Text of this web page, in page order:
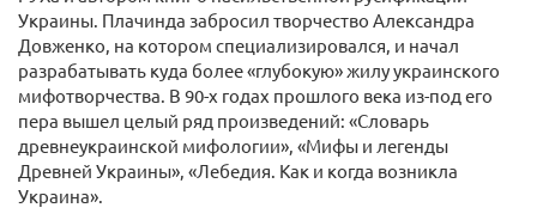
Украины. Плачинда забросил творчество Александра
Довженко, на котором специализировался, и начал
разрабатывать куда более «глубокую» жилу украинского
мифотворчества. В 90-х годах прошлого века из-под его
пера вышел целый ряд произведений: «Словарь
древнеукраинской мифологии», «Мифы и легенды
Древней Украины», «Лебедия. Как и когда возникла
Украина».